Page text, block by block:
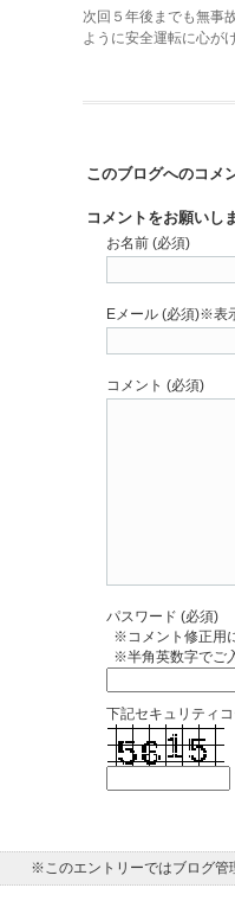
次回５年後までも無事
ように安全運転に心が
このブログへのコメ
コメントをお願いし
お名前 (必須)
Eメール (必須)※表
コメント (必須)
パスワード (必須)
※コメント修正用
※半角英数字でご
下記セキュリティ
※このエントリーではブログ管